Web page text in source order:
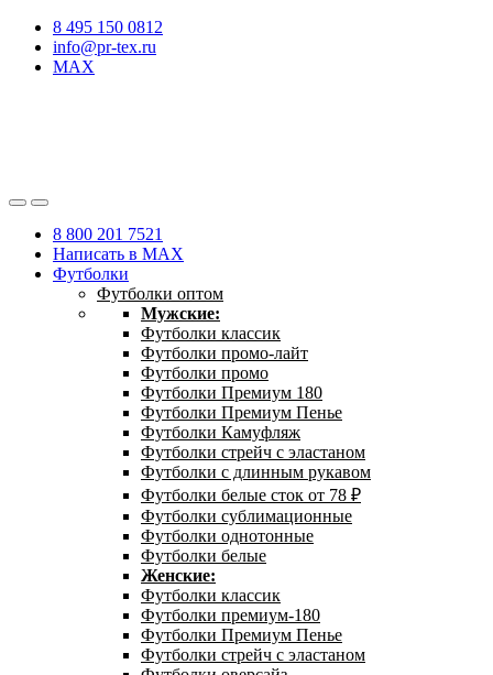
8 495 150 0812
info@pr-tex.ru
MAX
8 800 201 7521
Написать в MAX
Футболки
Футболки оптом
Мужские:
Футболки классик
Футболки промо-лайт
Футболки промо
Футболки Премиум 180
Футболки Премиум Пенье
Футболки Камуфляж
Футболки стрейч с эластаном
Футболки с длинным рукавом
Футболки белые сток от 78 ₽
Футболки сублимационные
Футболки однотонные
Футболки белые
Женские:
Футболки классик
Футболки премиум-180
Футболки Премиум Пенье
Футболки стрейч с эластаном